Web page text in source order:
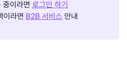
중이라면 로그인 하기
이라면 B2B 서비스 안내